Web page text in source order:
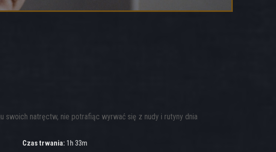
natręctw, nie potrafiąc wyrwać się z nudy i rutyny dnia
Czas trwania: 1h 33m